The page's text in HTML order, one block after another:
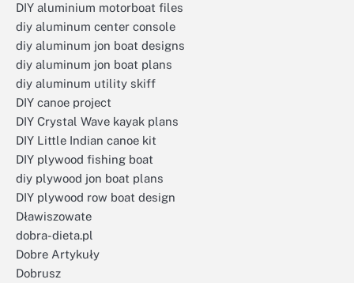
DIY aluminium motorboat files
diy aluminum center console
diy aluminum jon boat designs
diy aluminum jon boat plans
diy aluminum utility skiff
DIY canoe project
DIY Crystal Wave kayak plans
DIY Little Indian canoe kit
DIY plywood fishing boat
diy plywood jon boat plans
DIY plywood row boat design
Dławiszowate
dobra-dieta.pl
Dobre Artykuły
Dobrusz